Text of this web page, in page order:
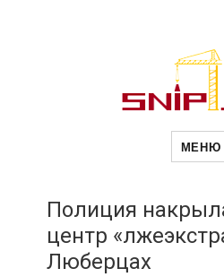
МЕНЮ
Полиция
центр
Люберцах